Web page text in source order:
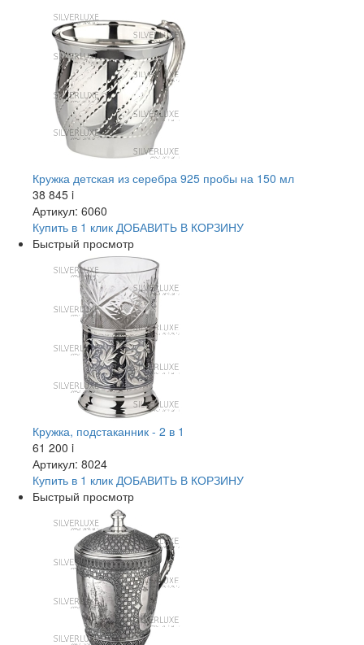
Кружка детская из серебра 925 пробы на 150 мл
38 845 i
Артикул: 6060
Купить в 1 клик ДОБАВИТЬ В КОРЗИНУ
Быстрый просмотр
Кружка, подстаканник - 2 в 1
61 200 i
Артикул: 8024
Купить в 1 клик ДОБАВИТЬ В КОРЗИНУ
Быстрый просмотр